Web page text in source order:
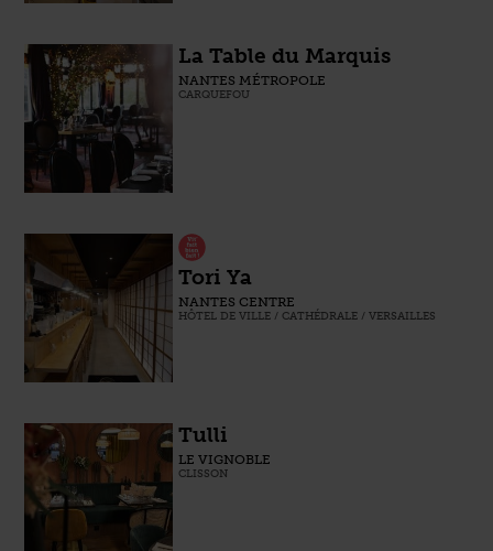
La Table du Marquis
NANTES MÉTROPOLE
CARQUEFOU
Tori Ya
NANTES CENTRE
HÔTEL DE VILLE / CATHÉDRALE / VERSAILLES
Tulli
LE VIGNOBLE
CLISSON